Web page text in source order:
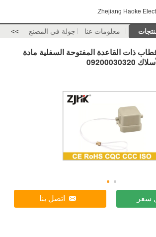
Zhejiang Haoke
معلومات عنا جولة في المصنع >>
ذات القاعدة المفتوحة السفلية مادة
سعر اتصل بنا